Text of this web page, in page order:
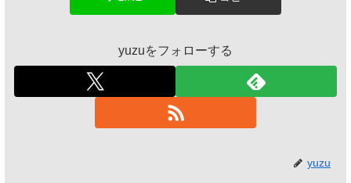
yuzuをフォローする
yuzu